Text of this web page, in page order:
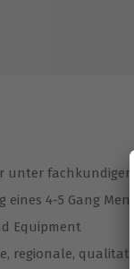
unter fachkundiger
4-5 Gang Menü
Equipment
regionale,